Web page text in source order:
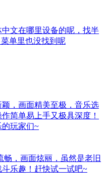
文在哪里设备的呢，找半
单里也没找到呢
，画面精美至极，音乐选
简单易上手又极具深度！
玩家们~
畅，画面炫丽，虽然是老旧
乐趣！赶快试一试吧~